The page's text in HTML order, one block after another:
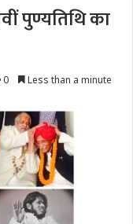
पुण्यतिथि का
0 Less than a minute